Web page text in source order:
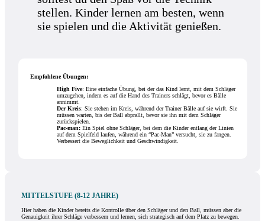
stellen. Kinder lernen am besten, wenn
sie spielen und die Aktivität genießen.
Empfohlene Übungen:
High Five: Eine einfache Übung, bei der das Kind lernt, mit dem Schläger
umzugehen, indem es auf die Hand des Trainers schlägt, bevor es Bälle
annimmt.
Der Kreis: Sie stehen im Kreis, während der Trainer Bälle auf sie wirft. Sie
müssen warten, bis der Ball abprallt, bevor sie ihn mit dem Schläger
zurückspielen.
Pac-man:Ein Spiel ohne Schläger, bei dem die Kinder entlang der Linien
auf dem Spielfeld laufen, während ein “Pac-Man” versucht, sie zu fangen.
Verbessert die Beweglichkeit und Geschwindigkeit.
MITTELSTUFE (8-12 JAHRE)
Hier haben die Kinder bereits die Kontrolle über den Schläger und den Ball, müssen aber die
Genauigkeit ihrer Schläge verbessern und lernen, sich strategisch auf dem Platz zu bewegen.